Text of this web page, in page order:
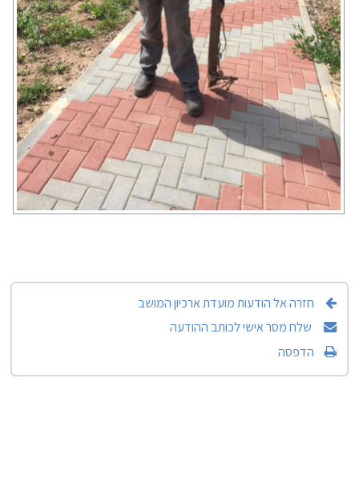
חזרה אל הודעות מועדת ארכיון המושב
שלח מסר אישי לכותב ההודעה
הדפסה